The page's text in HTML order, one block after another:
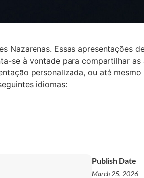
Nazarenas. Essas apresentações
se à vontade para compartilhar as
personalizada, ou até
idiomas:
Publish Date
March 25, 2026